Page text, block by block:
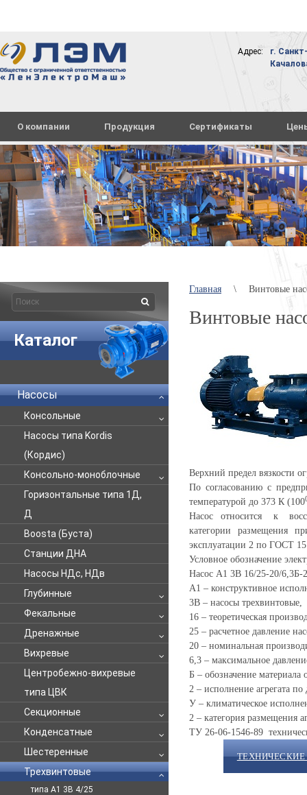
Адрес:
г.
О компании Продукция Сертификаты
Каталог
Насосы
Консольные
Насосы типа Kordis
(Кордис)
Консольно-моноблочные
Горизонтальные типа 1Д,
Д
Boosta (Буста)
Станции ДНА
Насосы НДс, НДв
Глубинные
Фекальные
Дренажные
Вихревые
Центробежно-вихревые
типа ЦВК
Секционные
Конденсатные
Шестеренные
Трехвинтовые
типа А1 3В 4/25
Главная \ Винтовые
Винтовые
Верхний предел вязкости
По согласованию с
температурой до 373 К (100
Насос относится к
категории размещения
эксплуатации 2 по ГОСТ
Условное обозначение
Насос А1 3В 16/25-20/6,3Б-
А1 – конструктивное
3В – насосы трехвинтовые,
16 – теоретическая
25 – расчетное давление
20 – номинальная
6,3 – максимальное
Б – обозначение материала
2 – исполнение агрегата по
У – климатическое
2 – категория размещения
ТУ 26-06-1546-89